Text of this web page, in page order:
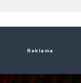
Reklama